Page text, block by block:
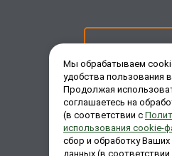
ЗАКАЗАТЬ
Мы обрабатываем
удобства пользования
Продолжая
соглашаетесь на
(в соответствии с
использования cookie-
сбор и обработку
данных (в соответствии